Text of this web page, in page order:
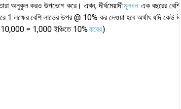
তারা অনুকূল করও উপভোগ করে। এখন, দীর্ঘমেয়াদীমূলধন এক বছরের বেশি
বেশি লাভের উপর @ 10% কর দেওয়া হবে অর্থাৎ যদি কেউ দীর্ঘ
= 1,000 ইঞ্চিতে 10%করের)